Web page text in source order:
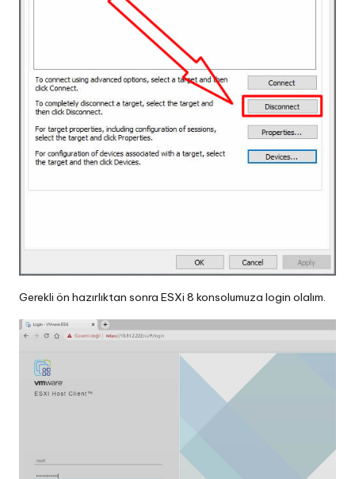
Gerekli ön hazırlıktan sonra ESXi 8 konsolumuza login olalım.